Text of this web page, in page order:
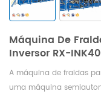
Máquina De
Inversor RX-
A máquina de fraldas
uma máquina